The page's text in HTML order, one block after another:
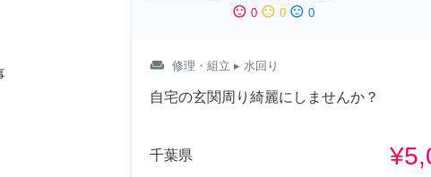
sentiment_satisfied 0 sentiment_neutral 0 sentiment_dissatisfied 0
weekend 修理・組立 ▸ 水回り
自宅の玄関周り綺麗にしませんか？
千葉県